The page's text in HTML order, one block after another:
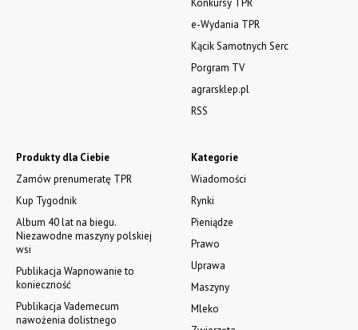
Kategorie
Wiadomości
Rynki
Pieniądze
Prawo
Uprawa
Maszyny
Mleko
Produkty dla Ciebie
Zamów prenumeratę TPR
Kup Tygodnik
Album 40 lat na biegu.
Niezawodne maszyny polskiej
wsi
Publikacja Wapnowanie to
konieczność
Publikacja Vademecum
nawożenia dolistnego
Konkursy TPR
e-Wydania TPR
Kącik Samotnych Serc
Porgram TV
agrarsklep.pl
RSS